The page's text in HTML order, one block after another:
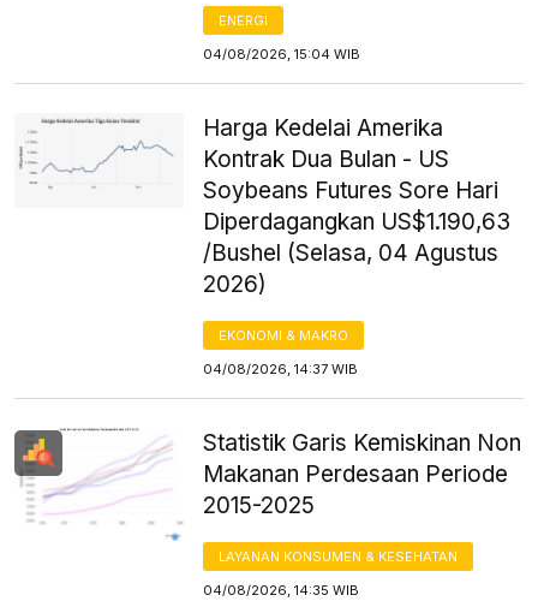
ENERGI
04/08/2026, 15:04 WIB
Harga Kedelai Amerika
Kontrak Dua Bulan - US
Soybeans Futures Sore Hari
Diperdagangkan US$1.190,63
/Bushel (Selasa, 04 Agustus
2026)
EKONOMI & MAKRO
04/08/2026, 14:37 WIB
Statistik Garis Kemiskinan Non
Makanan Perdesaan Periode
2015-2025
LAYANAN KONSUMEN & KESEHATAN
04/08/2026, 14:35 WIB